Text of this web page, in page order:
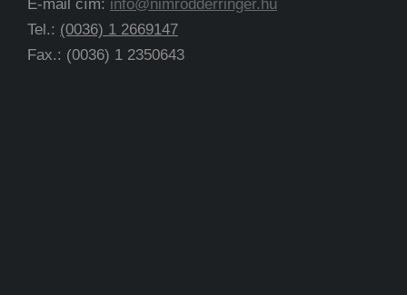
E-mail cím: info@nimrodderringer.hu
Tel.: (0036) 1 2669147
Fax.: (0036) 1 2350643